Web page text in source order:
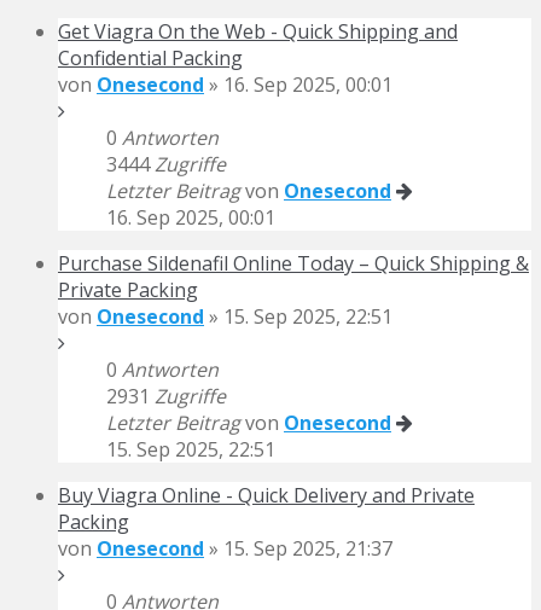
Get Viagra On the Web - Quick Shipping and
Confidential Packing
von Onesecond » 16. Sep 2025, 00:01
0 Antworten
3444Zugriffe
Letzter Beitragvon Onesecond
16. Sep 2025, 00:01
Purchase Sildenafil Online Today – Quick Shipping &
Private Packing
von Onesecond » 15. Sep 2025, 22:51
0 Antworten
2931 Zugriffe
Letzter Beitragvon Onesecond
15. Sep 2025, 22:51
Buy Viagra Online - Quick Delivery and Private
Packing
von Onesecond » 15. Sep 2025, 21:37
0 Antworten